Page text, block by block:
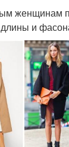
женщинам
и